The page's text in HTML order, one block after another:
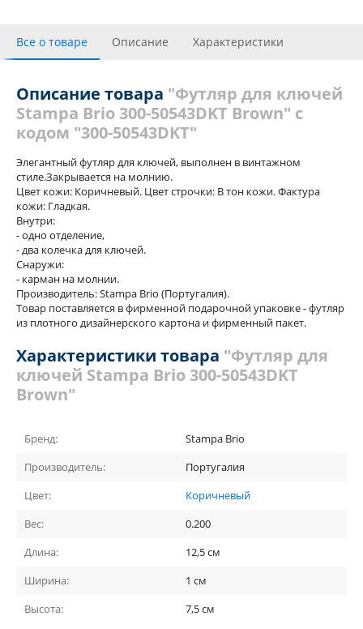
Все о товаре Описание Характеристики
Описание товара "Футляр для ключей
Stampa Brio 300-50543DKT Brown" с
кодом "300-50543DKT"
Элегантный футляр для ключей, выполнен в винтажном
стиле.Закрывается на молнию.
Цвет кожи: Коричневый. Цвет строчки: В тон кожи. Фактура
кожи: Гладкая.
Внутри:
- одно отделение,
- два колечка для ключей.
Снаружи:
- карман на молнии.
Производитель: Stampa Brio (Португалия).
Товар поставляется в фирменной подарочной упаковке - футляр
из плотного дизайнерского картона и фирменный пакет.
Характеристики товара "Футляр для
ключей Stampa Brio 300-50543DKT
Brown"
Бренд:
Stampa Brio
Производитель:
Португалия
Цвет:
Коричневый
Вес:
0.200
Длина:
12,5 см
Ширина:
1 см
Высота:
7,5 см